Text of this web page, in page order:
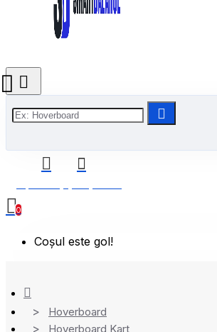
0
Coșul este gol!
Hoverboard
Hoverboard Kart